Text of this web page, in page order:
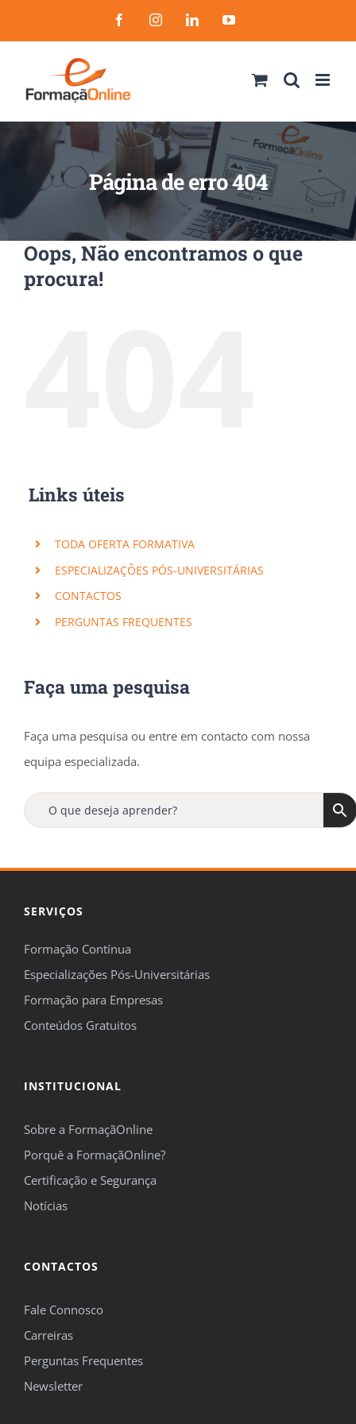
to
FacebookInstagramLinkedInYouTube
Página de erro 404
Oops, Não encontramos o que
procura!
Links úteis
TODA OFERTA FORMATIVA
ESPECIALIZAÇÕES PÓS-UNIVERSITÁRIAS
CONTACTOS
PERGUNTAS FREQUENTES
Faça uma pesquisa
Faça uma pesquisa ou entre em contacto com nossa
equipa especializada.
SERVIÇOS
Formação Contínua
Especializações Pós-Universitárias
Formação para Empresas
Conteúdos Gratuitos
INSTITUCIONAL
Sobre a FormaçãOnline
Porquê a FormaçãOnline?
Certificação e Segurança
Notícias
CONTACTOS
Fale Connosco
Carreiras
Perguntas Frequentes
Newsletter